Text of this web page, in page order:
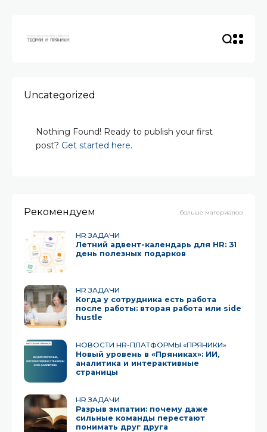
Uncategorized
Nothing Found! Ready to publish your first
post? Get started here.
Рекомендуем больше материалов
HR ЗАДАЧИ
Летний адвент-календарь для HR: 31
день полезных подарков
HR ЗАДАЧИ
Когда у сотрудника есть работа
после работы: вторая работа или side
hustle
НОВОСТИ HR-ПЛАТФОРМЫ «ПРЯНИКИ»
Новый уровень в «Пряниках»: ИИ,
аналитика и интерактивные
страницы
HR ЗАДАЧИ
Разрыв эмпатии: почему даже
сильные команды перестают
понимать друг друга